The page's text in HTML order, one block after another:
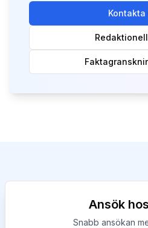
Kontakta
Ansök
Snabb ansökan